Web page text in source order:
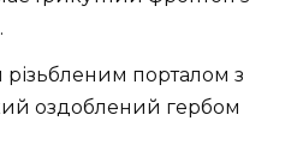
порталом з
оздоблений гербом